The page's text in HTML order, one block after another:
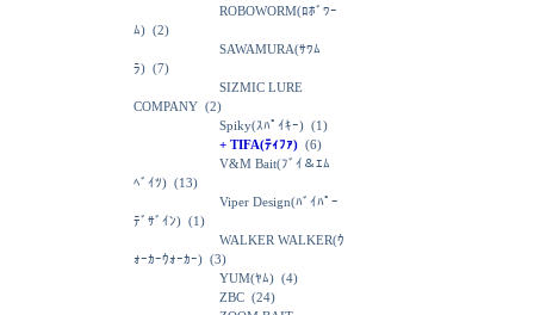
ROBOWORM(ﾛﾎﾞﾜｰ
ﾑ) (2)
SAWAMURA(ｻﾜﾑ
ﾗ) (7)
SIZMIC LURE
COMPANY (2)
Spiky(ｽﾊﾟｲｷｰ) (1)
+ TIFA(ﾃｨﾌｧ) (6)
V&M Bait(ﾌﾞｲ＆ｴﾑ
ﾍﾞｲﾂ) (13)
Viper Design(ﾊﾞｲﾊﾟｰ
ﾃﾞｻﾞｲﾝ) (1)
WALKER WALKER(ｳ
ｫｰｶｰｳｫｰｶｰ) (3)
YUM(ﾔﾑ) (4)
ZBC (24)